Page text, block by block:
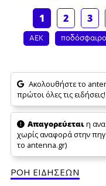
1
2 3
ΑΕΚ ποδόσφαιρο
Ακολουθήστε το
πρώτοι όλες τις ειδήσεις!
Απαγορεύεταιη
χωρίς αναφορά στην
το antenna.gr)
ΡΟΗ ΕΙΔΗΣΕΩΝ